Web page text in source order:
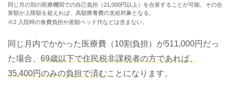
同じ月の別の医療機関での自己負担（21,000円以上）を合算することが可能。その合
算額が上限額を超えれば、高額療養費の支給対象となる。
※2 入院時の食費負担や差額ベッド代などは含まない。
同じ月内でかかった医療費（10割負担）が511,000円だっ
た場合、 69歳以下で住民税非課税者の方であれば、
35,400円のみの負担で済むことになります。